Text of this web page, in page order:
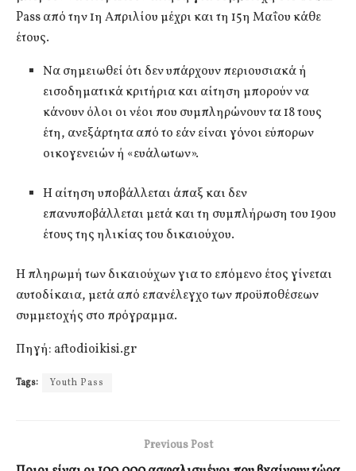
Pass από την 1η Απριλίου μέχρι και τη 15η Μαΐου κάθε
έτους.
Να σημειωθεί ότι δεν υπάρχουν περιουσιακά ή
εισοδηματικά κριτήρια και αίτηση μπορούν να
κάνουν όλοι οι νέοι που συμπληρώνουν τα 18 τους
έτη, ανεξάρτητα από το εάν είναι γόνοι εύπορων
οικογενειών ή «ευάλωτων».
Η αίτηση υποβάλλεται άπαξ και δεν
επανυποβάλλεται μετά και τη συμπλήρωση του 19ου
έτους της ηλικίας του δικαιούχου.
Η πληρωμή των δικαιούχων για το επόμενο έτος γίνεται
αυτοδίκαια, μετά από επανέλεγχο των προϋποθέσεων
συμμετοχής στο πρόγραμμα.
Πηγή: aftodioikisi.gr
Tags: Youth Pass
Previous Post